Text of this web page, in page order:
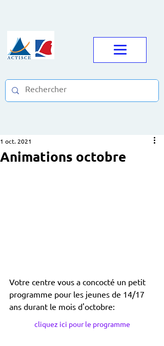
Animations octobre
1 oct. 2021
Votre centre vous a concocté un petit
programme pour les jeunes de 14/17
ans durant le mois d'octobre:
cliquez ici pour le programme